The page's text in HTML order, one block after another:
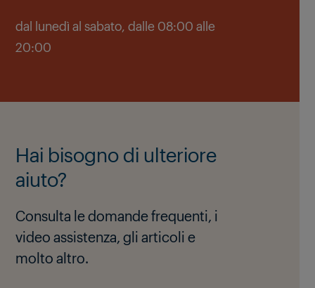
dal lunedì al sabato, dalle 08:00 alle
20:00
Hai bisogno di ulteriore
aiuto?
Consulta le domande frequenti, i
video assistenza, gli articoli e
molto altro.